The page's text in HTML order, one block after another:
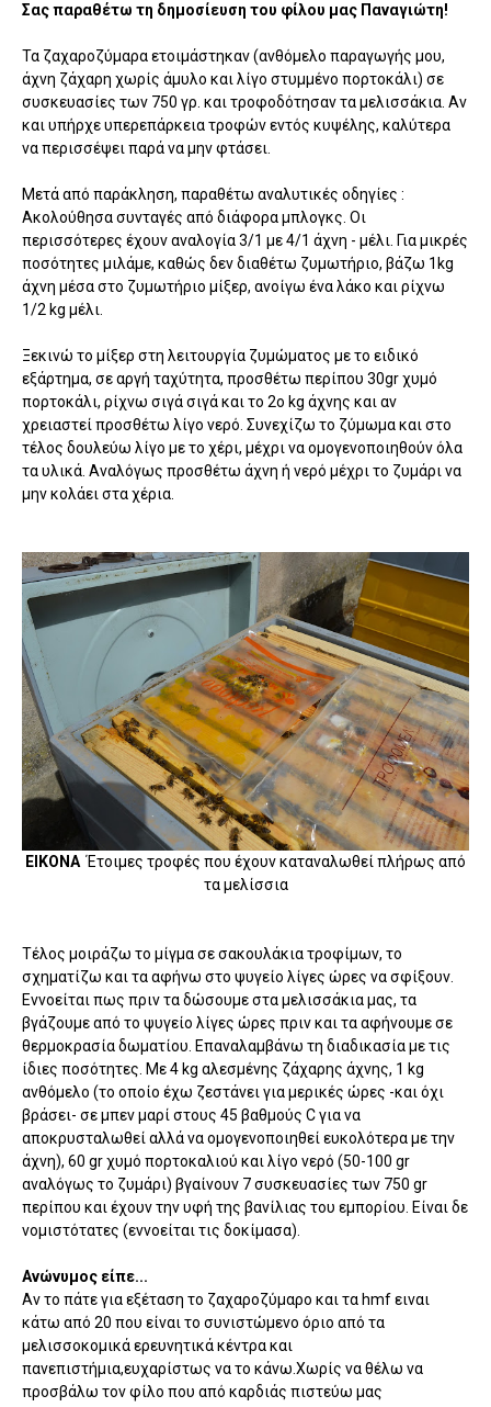
Σας παραθέτω τη δημοσίευση του φίλου μας Παναγιώτη!
Τα ζαχαροζύμαρα ετοιμάστηκαν (ανθόμελο παραγωγής μου,
άχνη ζάχαρη χωρίς άμυλο και λίγο στυμμένο πορτοκάλι) σε
συσκευασίες των 750 γρ. και τροφοδότησαν τα μελισσάκια. Αν
και υπήρχε υπερεπάρκεια τροφών εντός κυψέλης, καλύτερα
να περισσέψει παρά να μην φτάσει.
Μετά από παράκληση, παραθέτω αναλυτικές οδηγίες :
Ακολούθησα συνταγές από διάφορα μπλογκς. Οι
περισσότερες έχουν αναλογία 3/1 με 4/1 άχνη - μέλι. Για μικρές
ποσότητες μιλάμε, καθώς δεν διαθέτω ζυμωτήριο, βάζω 1kg
άχνη μέσα στο ζυμωτήριο μίξερ, ανοίγω ένα λάκο και ρίχνω
1/2 kg μέλι.
Ξεκινώ το μίξερ στη λειτουργία ζυμώματος με το ειδικό
εξάρτημα, σε αργή ταχύτητα, προσθέτω περίπου 30gr χυμό
πορτοκάλι, ρίχνω σιγά σιγά και το 2ο kg άχνης και αν
χρειαστεί προσθέτω λίγο νερό. Συνεχίζω το ζύμωμα και στο
τέλος δουλεύω λίγο με το χέρι, μέχρι να ομογενοποιηθούν όλα
τα υλικά. Αναλόγως προσθέτω άχνη ή νερό μέχρι το ζυμάρι να
μην κολάει στα χέρια.
ΕΙΚΟΝΑ Έτοιμες τροφές που έχουν καταναλωθεί πλήρως από
τα μελίσσια
Τέλος μοιράζω το μίγμα σε σακουλάκια τροφίμων, το
σχηματίζω και τα αφήνω στο ψυγείο λίγες ώρες να σφίξουν.
Εννοείται πως πριν τα δώσουμε στα μελισσάκια μας, τα
βγάζουμε από το ψυγείο λίγες ώρες πριν και τα αφήνουμε σε
θερμοκρασία δωματίου. Επαναλαμβάνω τη διαδικασία με τις
ίδιες ποσότητες. Με 4 kg αλεσμένης ζάχαρης άχνης, 1 kg
ανθόμελο (το οποίο έχω ζεστάνει για μερικές ώρες -και όχι
βράσει- σε μπεν μαρί στους 45 βαθμούς C για να
αποκρυσταλωθεί αλλά να ομογενοποιηθεί ευκολότερα με την
άχνη), 60 gr χυμό πορτοκαλιού και λίγο νερό (50-100 gr
αναλόγως το ζυμάρι) βγαίνουν 7 συσκευασίες των 750 gr
περίπου και έχουν την υφή της βανίλιας του εμπορίου. Είναι δε
νομιστότατες (εννοείται τις δοκίμασα).
Ανώνυμος είπε...
Αν το πάτε για εξέταση το ζαχαροζύμαρο και τα hmf ειναι
κάτω από 20 που είναι το συνιστώμενο όριο από τα
μελισσοκομικά ερευνητικά κέντρα και
πανεπιστήμια,ευχαρίστως να το κάνω.Χωρίς να θέλω να
προσβάλω τον φίλο που από καρδιάς πιστεύω μας